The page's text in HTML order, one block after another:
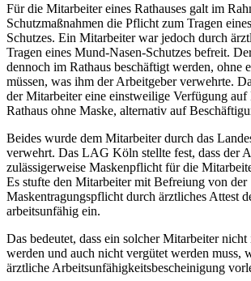
Für die Mitarbeiter eines Rathauses galt im
Schutzmaßnahmen die Pflicht zum Tragen
Schutzes. Ein Mitarbeiter war jedoch durch
Tragen eines Mund-Nasen-Schutzes befreit.
dennoch im Rathaus beschäftigt werden, ohne
müssen, was ihm der Arbeitgeber verwehrte.
der Mitarbeiter eine einstweilige Verfügung
Rathaus ohne Maske, alternativ auf
Beides wurde dem Mitarbeiter durch das
verwehrt. Das LAG Köln stellte fest, dass der
zulässigerweise Maskenpflicht für die
Es stufte den Mitarbeiter mit Befreiung von der
Maskentragungspflicht durch ärztliches Attest
arbeitsunfähig ein.
Das bedeutet, dass ein solcher Mitarbeiter
werden und auch nicht vergütet werden muss,
ärztliche Arbeitsunfähigkeitsbescheinigung